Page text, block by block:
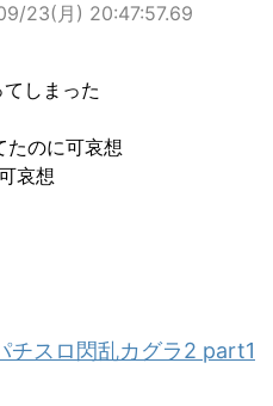
23(月) 20:47:57.69
しまった
たのに可哀想
哀想
チスロ閃乱カグラ2 part1